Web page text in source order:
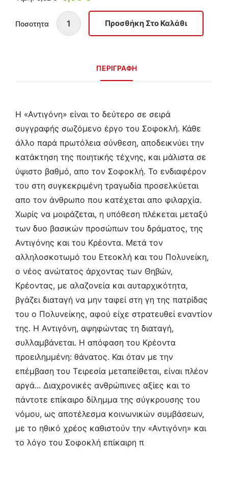
Ποσοτητα
ΠΕΡΙΓΡΑΦΗ
Η «Αντιγόνη» είναι το δεύτερο σε σειρά
συγγραφής σωζόμενο έργο του Σοφοκλή. Κάθε
άλλο παρά πρωτόλεια σύνθεση, αποδεικνύει την
κατάκτηση της ποιητικής τέχνης, και μάλιστα σε
ύψιστο βαθμό, απο τον Σοφοκλή. Το ενδιαφέρον
του στη συγκεκριμένη τραγωδία προσελκύεται
απο τον άνθρωπο που κατέχεται απο φιλαρχία.
Χωρίς να μοιράζεται, η υπόθεση πλέκεται μεταξύ
των δυο βασικών προσώπων του δράματος, της
Αντιγόνης και του Κρέοντα. Μετά τον
αλληλοσκοτωμό του Ετεοκλή και του Πολυνείκη,
ο νέος ανώτατος άρχοντας των Θηβών,
Κρέοντας, με αλαζονεία και αυταρχικότητα,
βγάζει διαταγή να μην ταφεί στη γη της πατρίδας
του ο Πολυνείκης, αφού είχε στρατευθεί εναντίον
της. Η Αντιγόνη, αψηφώντας τη διαταγή,
συλλαμβάνεται. Η απόφαση του Κρέοντα
προειλημμένη: θάνατος. Και όταν με την
επέμβαση του Τειρεσία μεταπείθεται, είναι πλέον
αργά... Διαχρονικές ανθρώπινες αξίες και το
πάντοτε επίκαιρο δίλημμα της σύγκρουσης του
νόμου, ως αποτέλεσμα κοινωνικών συμβάσεων,
με το ηθικό χρέος καθιστούν την «Αντιγόνη» και
το λόγο του Σοφοκλή επίκαιρη π